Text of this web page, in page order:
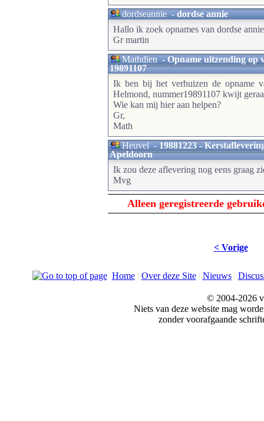
dordseannie-dordse annie
Hallo ik zoek opnames van dordse
Gr martin
Mathdien-Opname uitzending op
19891107
Ik ben bij het verhuizen de opname
Helmond, nummer19891107 kwijt
Wie kan mij hier aan helpen?
Gr,
Math
Heuvel-19881223 -
Apeldoorn
Ik zou deze aflevering nog eens graag
Mvg
Alleen geregistreerde
< Vorige
Home| Over deze Site| Nieuws|
© 2004-2026
Niets van deze website mag
zonder voorafgaande